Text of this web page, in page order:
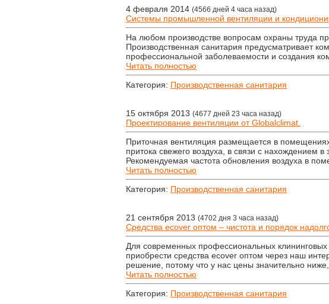
4 февраля 2014 (4566 дней 4 часа назад)
Системы промышленной вентиляции и
На любом производстве вопросам охраны труда
Производственная санитария предусматривает
профессиональной заболеваемости и создания
Читать полностью
Категория: Производственная санитария
15 октября 2013 (4677 дней 23 часа назад)
Проектирование вентиляции от Globalclimat.
Приточная вентиляция размещается в
притока свежего воздуха, в связи с нахождением в
Рекомендуемая частота обновления воздуха в
Читать полностью
Категория: Производственная санитария
21 сентября 2013 (4702 дня 3 часа назад)
Средства ecover оптом – чистота и порядок
Для современных профессиональных
приобрести средства ecover оптом через наш
решение, потому что у нас цены значительно
Читать полностью
Категория: Производственная санитария